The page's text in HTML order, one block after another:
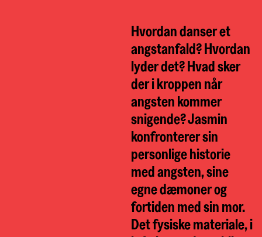
Hvordan danser et
angstanfald? Hvordan
lyder det? Hvad sker
der i kroppen når
angsten kommer
snigende? Jasmin
konfronterer sin
personlige historie
med angsten, sine
egne dæmoner og
fortiden med sin mor.
Det fysiske materiale, i